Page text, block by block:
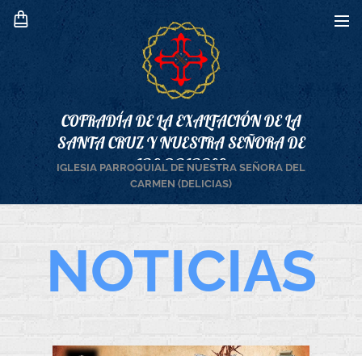
COFRADÍA DE LA EXALTACIÓN DE LA
SANTA CRUZ Y NUESTRA SEÑORA DE
LOS DOLORES
IGLESIA PARROQUIAL DE NUESTRA SEÑORA DEL
CARMEN (DELICIAS)
NOTICIAS